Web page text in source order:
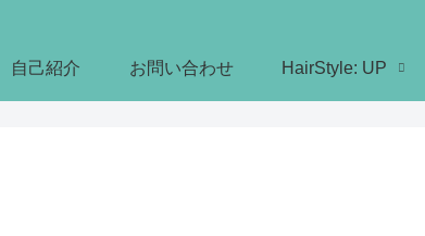
自己紹介 お問い合わせ HairStyle: UP